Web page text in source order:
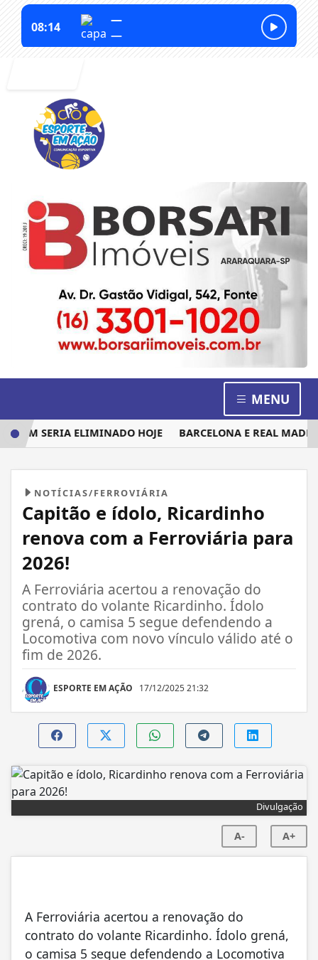
MENU
SERIA ELIMINADO HOJE BARCELONA E REAL MADRID
NOTÍCIAS/FERROVIÁRIA
Capitão e ídolo, Ricardinho
renova com a Ferroviária para
2026!
A Ferroviária acertou a renovação do
contrato do volante Ricardinho. Ídolo
grená, o camisa 5 segue defendendo a
Locomotiva com novo vínculo válido até o
fim de 2026.
ESPORTE EM AÇÃO 17/12/2025 21:32
Divulgação
A- A+
A Ferroviária acertou a renovação do
contrato do volante Ricardinho. Ídolo grená,
o camisa 5 segue defendendo a Locomotiva